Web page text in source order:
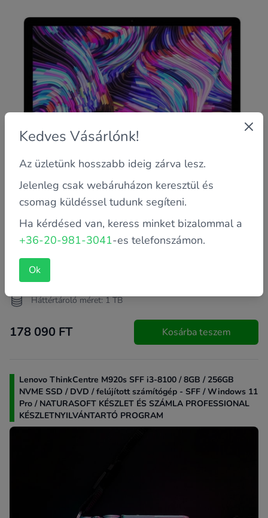
Garancia: 2 év saját
Processzor: Intel Core i7-8700T 2.4 GHz (6 magos)
Memória: 16 GB
Háttértároló méret: 1 TB
178 090 FT Kosárba teszem
Lenovo ThinkCentre M920s SFF i3-8100 / 8GB / 256GB
NVME SSD / DVD / felújított számítógép - SFF / Windows 11
Pro / NATURASOFT KÉSZLET ÉS SZÁMLA PROFESSIONAL
KÉSZLETNYILVÁNTARTÓ PROGRAM
Kedves Vásárlónk!
Az üzletünk hosszabb ideig zárva lesz.
Jelenleg csak webáruházon keresztül és
csomag küldéssel tudunk segíteni.
Ha kérdésed van, keress minket bizalommal a
+36-20-981-3041-es telefonszámon.
Ok